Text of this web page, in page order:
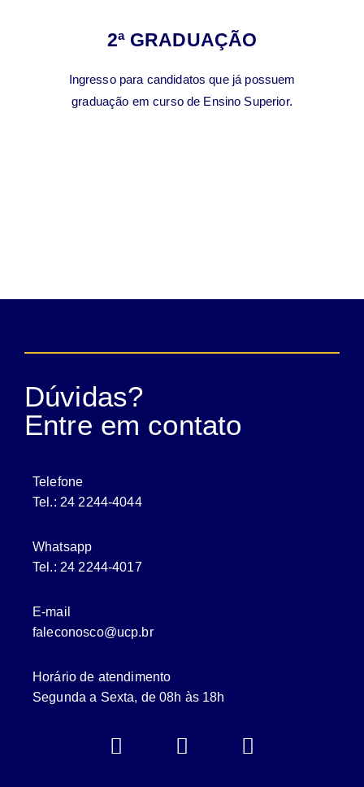
2ª GRADUAÇÃO
Ingresso para candidatos que já possuem
graduação em curso de Ensino Superior.
Dúvidas?
Entre em contato
Telefone
Tel.: 24 2244-4044
Whatsapp
Tel.: 24 2244-4017
E-mail
faleconosco@ucp.br
Horário de atendimento
Segunda a Sexta, de 08h às 18h